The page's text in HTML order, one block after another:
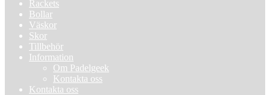
Rackets
Bollar
Väskor
Skor
Tillbehör
Information
Om Padelgeek
Kontakta oss
Kontakta oss